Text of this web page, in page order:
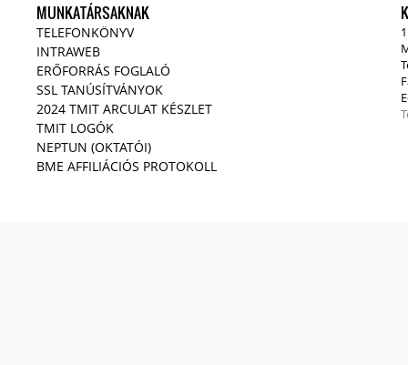
MUNKATÁRSAKNAK
TELEFONKÖNYV
INTRAWEB
ERŐFORRÁS FOGLALÓ
SSL TANÚSÍTVÁNYOK
2024 TMIT ARCULAT KÉSZLET
TMIT LOGÓK
NEPTUN (OKTATÓI)
BME AFFILIÁCIÓS PROTOKOLL